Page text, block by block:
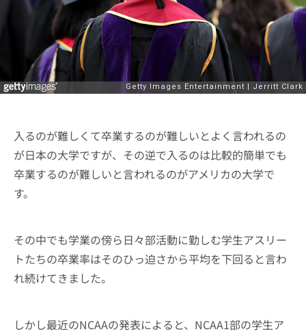
入るのが難しくて卒業するのが難しいとよく言われるの
が日本の大学ですが、その逆で入るのは比較的簡単でも
卒業するのが難しいと言われるのがアメリカの大学で
す。
その中でも学業の傍ら日々部活動に勤しむ学生アスリー
トたちの卒業率はそのひっ迫さから平均を下回ると言わ
れ続けてきました。
しかし最近のNCAAの発表によると、NCAA1部の学生ア